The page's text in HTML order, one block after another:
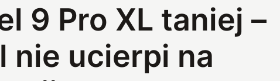
9 Pro XL taniej –
nie ucierpi na